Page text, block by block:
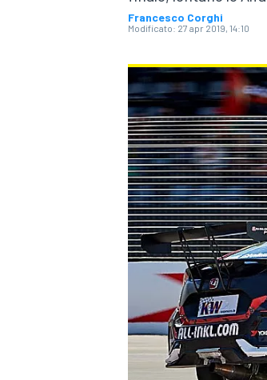
WRC
Francesco Corghi
Modificato: 27 apr 2019, 14:10